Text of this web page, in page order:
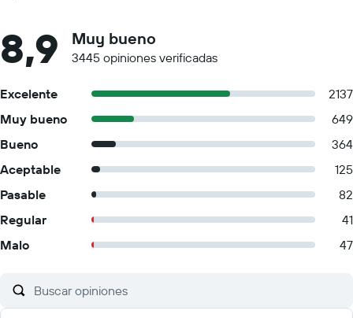
8,9 Muy bueno
3445 opiniones verificadas
Excelente
2137
Muy bueno
649
Bueno
364
Aceptable
125
Pasable
82
Regular
41
Malo
47